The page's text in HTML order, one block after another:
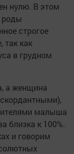
нулю. В этом
роды
строгое
так как
в грудном
а женщина
малыша
близка к 100%.
и говорим